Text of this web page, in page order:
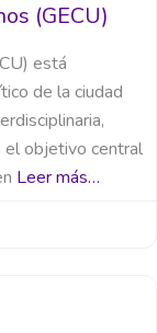
(GECU)
está
de la ciudad
el objetivo central
Leer más…